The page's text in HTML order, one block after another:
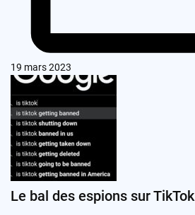
19 mars 2023
Le bal des espions sur TikTok